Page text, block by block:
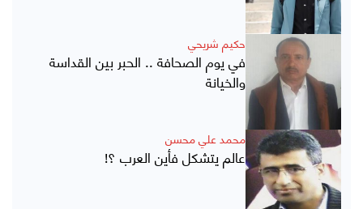
حكيم شريحي
في يوم الصحافة .. الحبر بين القداسة
والخيانة
محمد علي محسن
عالم يتشكل فأين العرب ؟!